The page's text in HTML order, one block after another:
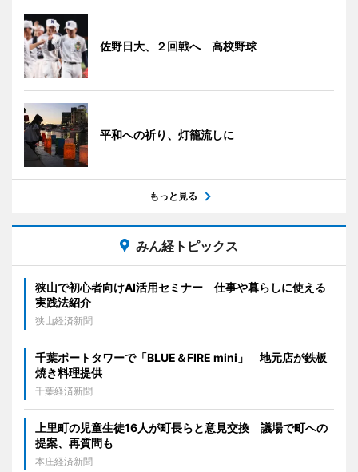
佐野日大、２回戦へ 高校野球
平和への祈り、灯籠流しに
もっと見る
みん経トピックス
狭山で初心者向けAI活用セミナー 仕事や暮らしに使える
実践法紹介
狭山経済新聞
千葉ポートタワーで「BLUE＆FIRE mini」 地元店が鉄板
焼き料理提供
千葉経済新聞
上里町の児童生徒16人が町長らと意見交換 議場で町への
提案、再質問も
本庄経済新聞